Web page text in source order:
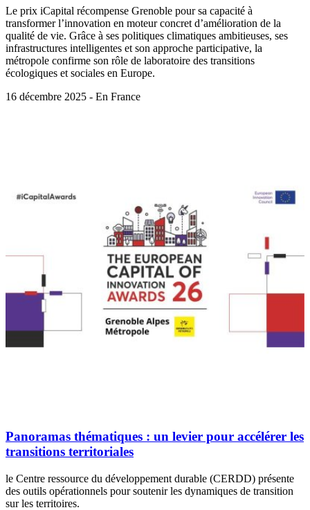
Le prix iCapital récompense Grenoble pour sa capacité à
transformer l’innovation en moteur concret d’amélioration de la
qualité de vie. Grâce à ses politiques climatiques ambitieuses, ses
infrastructures intelligentes et son approche participative, la
métropole confirme son rôle de laboratoire des transitions
écologiques et sociales en Europe.
16 décembre 2025 - En France
Panoramas thématiques : un levier pour accélérer les
transitions territoriales
le Centre ressource du développement durable (CERDD) présente
des outils opérationnels pour soutenir les dynamiques de transition
sur les territoires.